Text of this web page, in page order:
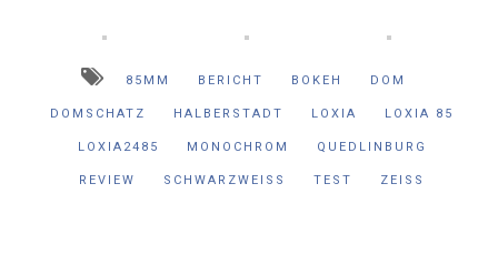
85MM BERICHT BOKEH DOM
DOMSCHATZ HALBERSTADT LOXIA LOXIA 85
LOXIA2485 MONOCHROM QUEDLINBURG
REVIEW SCHWARZWEISS TEST ZEISS